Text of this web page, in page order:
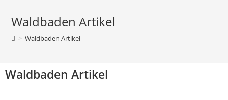
Waldbaden Artikel
> Waldbaden Artikel
Waldbaden Artikel